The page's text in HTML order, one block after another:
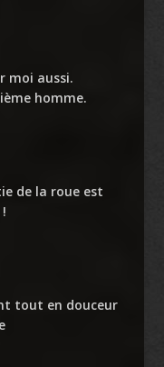
moi aussi.
homme.
de la roue est
tout en douceur